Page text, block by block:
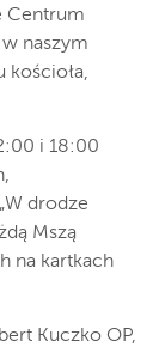
Centrum
naszym
kościoła,
i 18:00
drodze
Mszą
na kartkach
Kuczko OP,